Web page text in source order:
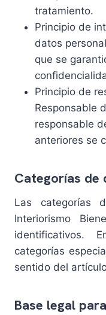
tratamiento.
Principio de
datos
que se
Principio de
Responsable
responsable
anteriores se
Categorías de
Las categorías
Interiorismo
identificativos.
categorías
sentido del
Base legal